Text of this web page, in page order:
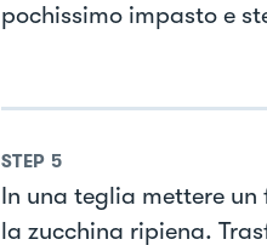
pochissimo impasto e
STEP 5
In una teglia mettere
la zucchina ripiena.